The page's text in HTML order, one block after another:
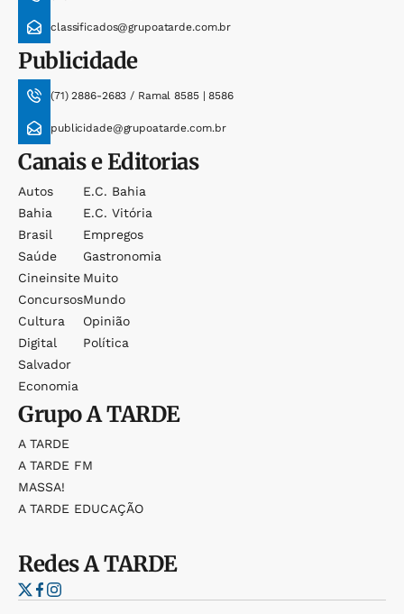
classificados@grupoatarde.com.br
Publicidade
(71) 2886-2683 / Ramal 8585 | 8586
publicidade@grupoatarde.com.br
Canais e Editorias
Autos
Bahia
Brasil
Saúde
Cineinsite
Concursos
Cultura
Digital
Salvador
Economia
E.c. Bahia
E.c. Vitória
Empregos
Gastronomia
Muito
Mundo
Opinião
Política
GrupoA TARDE
A TARDE
A TARDE FM
MASSA!
A TARDE EDUCAÇÃO
RedesA TARDE